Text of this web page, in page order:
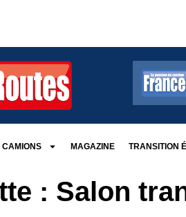
CAMIONS MAGAZINE TRANSITION
: Salon